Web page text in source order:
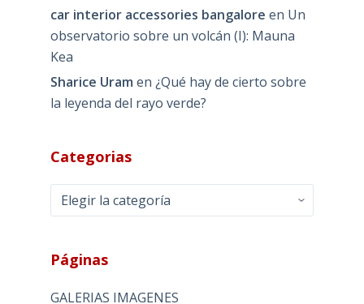
car interior accessories bangalore en Un
observatorio sobre un volcán (I): Mauna
Kea
Sharice Uram en ¿Qué hay de cierto sobre
la leyenda del rayo verde?
Categorias
Categorias
Páginas
GALERIAS IMAGENES